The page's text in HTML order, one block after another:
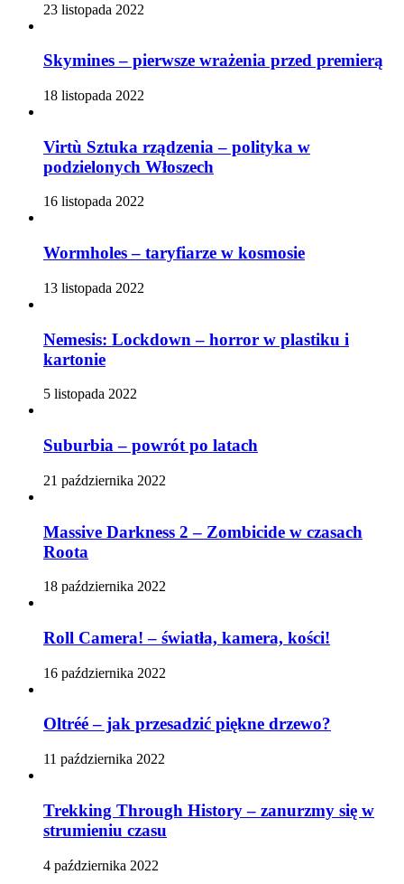
23 listopada 2022
Skymines – pierwsze wrażenia przed premierą
18 listopada 2022
Virtù Sztuka rządzenia – polityka w
podzielonych Włoszech
16 listopada 2022
Wormholes – taryfiarze w kosmosie
13 listopada 2022
Nemesis: Lockdown – horror w plastiku i
kartonie
5 listopada 2022
Suburbia – powrót po latach
21 października 2022
Massive Darkness 2 – Zombicide w czasach
Roota
18 października 2022
Roll Camera! – światła, kamera, kości!
16 października 2022
Oltréé – jak przesadzić piękne drzewo?
11 października 2022
Trekking Through History – zanurzmy się w
strumieniu czasu
4 października 2022